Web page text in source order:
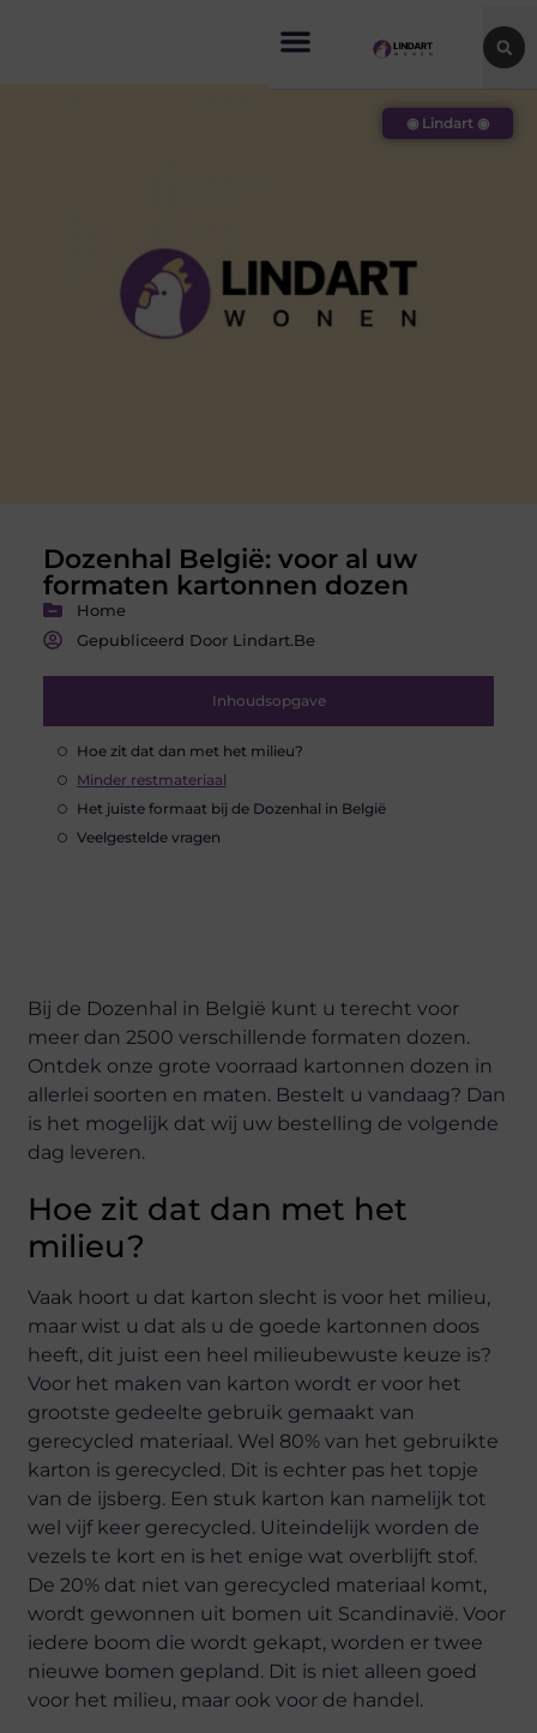
Dozenhal België: voor al uw
formaten kartonnen dozen
Home
Gepubliceerd Door Lindart.be
Inhoudsopgave
Hoe zit dat dan met het milieu?
Minder restmateriaal
Het juiste formaat bij de Dozenhal in België
Veelgestelde vragen
◉ Lindart ◉
Bij de Dozenhal in België kunt u terecht voor
meer dan 2500 verschillende formaten dozen.
Ontdek onze grote voorraad kartonnen dozen in
allerlei soorten en maten. Bestelt u vandaag? Dan
is het mogelijk dat wij uw bestelling de volgende
dag leveren.
Hoe zit dat dan met het
milieu?
Vaak hoort u dat karton slecht is voor het milieu,
maar wist u dat als u de goede kartonnen doos
heeft, dit juist een heel milieubewuste keuze is?
Voor het maken van karton wordt er voor het
grootste gedeelte gebruik gemaakt van
gerecycled materiaal. Wel 80% van het gebruikte
karton is gerecycled. Dit is echter pas het topje
van de ijsberg. Een stuk karton kan namelijk tot
wel vijf keer gerecycled. Uiteindelijk worden de
vezels te kort en is het enige wat overblijft stof.
De 20% dat niet van gerecycled materiaal komt,
wordt gewonnen uit bomen uit Scandinavië. Voor
iedere boom die wordt gekapt, worden er twee
nieuwe bomen gepland. Dit is niet alleen goed
voor het milieu, maar ook voor de handel.